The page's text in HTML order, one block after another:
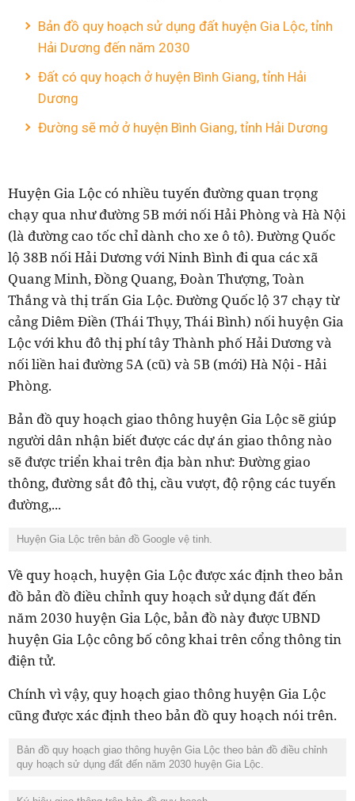
Bản đồ quy hoạch sử dụng đất huyện Gia Lộc, tỉnh
Hải Dương đến năm 2030
Đất có quy hoạch ở huyện Bình Giang, tỉnh Hải
Dương
Đường sẽ mở ở huyện Bình Giang, tỉnh Hải Dương
Huyện Gia Lộc có nhiều tuyến đường quan trọng
chạy qua như đường 5B mới nối Hải Phòng và Hà Nội
(là đường cao tốc chỉ dành cho xe ô tô). Đường Quốc
lộ 38B nối Hải Dương với Ninh Bình đi qua các xã
Quang Minh, Đồng Quang, Đoàn Thượng, Toàn
Thắng và thị trấn Gia Lộc. Đường Quốc lộ 37 chạy từ
cảng Diêm Điền (Thái Thụy, Thái Bình) nối huyện Gia
Lộc với khu đô thị phí tây Thành phố Hải Dương và
nối liền hai đường 5A (cũ) và 5B (mới) Hà Nội - Hải
Phòng.
Bản đồ quy hoạch giao thông huyện Gia Lộc sẽ giúp
người dân nhận biết được các dự án giao thông nào
sẽ được triển khai trên địa bàn như: Đường giao
thông, đường sắt đô thị, cầu vượt, độ rộng các tuyến
đường,...
Huyện Gia Lộc trên bản đồ Google vệ tinh.
Về quy hoạch, huyện Gia Lộc được xác định theo bản
đồ bản đồ điều chỉnh quy hoạch sử dụng đất đến
năm 2030 huyện Gia Lộc, bản đồ này được UBND
huyện Gia Lộc công bố công khai trên cổng thông tin
điện tử.
Chính vì vậy, quy hoạch giao thông huyện Gia Lộc
cũng được xác định theo bản đồ quy hoạch nói trên.
Bản đồ quy hoạch giao thông huyện Gia Lộc theo bản đồ điều chỉnh
quy hoạch sử dụng đất đến năm 2030 huyện Gia Lộc.